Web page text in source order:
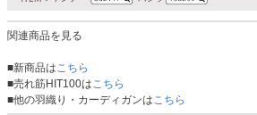
関連商品を見る
■新商品はこちら
■売れ筋HIT100はこちら
■他の羽織り・カーディガンはこちら